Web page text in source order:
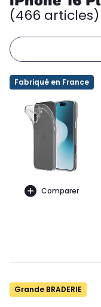
(466 articles)
Fabriqué en France
Comparer
Grande BRADERIE